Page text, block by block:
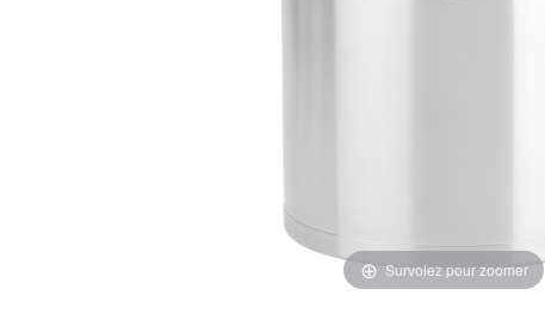
Survolez pour zoomer